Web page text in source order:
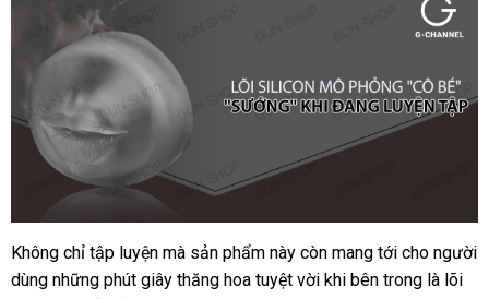
Không chỉ tập luyện quà
tặng
mà sản phẩm này còn mang tới cho người
dùng giá
những phút giây thăng hoa tuyệt vời khi bên trong là lõi